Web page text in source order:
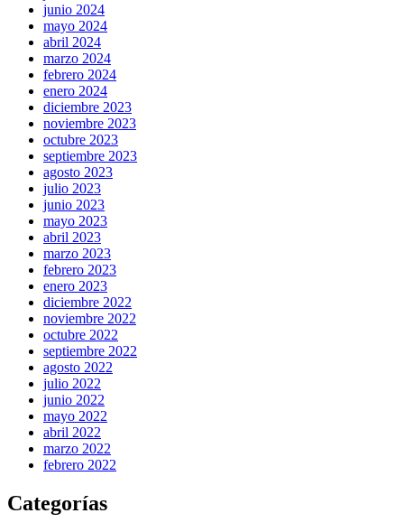
junio 2024
mayo 2024
abril 2024
marzo 2024
febrero 2024
enero 2024
diciembre 2023
noviembre 2023
octubre 2023
septiembre 2023
agosto 2023
julio 2023
junio 2023
mayo 2023
abril 2023
marzo 2023
febrero 2023
enero 2023
diciembre 2022
noviembre 2022
octubre 2022
septiembre 2022
agosto 2022
julio 2022
junio 2022
mayo 2022
abril 2022
marzo 2022
febrero 2022
Categorías